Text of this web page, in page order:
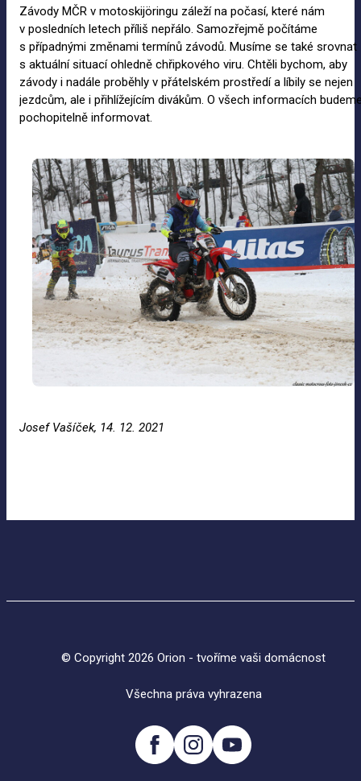
Závody MČR v motoskijöringu záleží na počasí, které nám
v posledních letech příliš nepřálo. Samozřejmě počítáme
s případnými změnami termínů závodů. Musíme se také srovnat
s aktuální situací ohledně chřipkového viru. Chtěli bychom, aby
závody i nadále proběhly v přátelském prostředí a líbily se nejen
jezdcům, ale i přihlížejícím divákům. O všech informacích
pochopitelně informovat.
Josef Vašíček, 14. 12. 2021
© Copyright 2026 Orion - tvoříme vaši domácnost
Všechna práva vyhrazena